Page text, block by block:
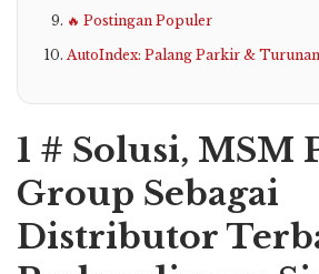
🔥 Postingan Populer
AutoIndex: Palang Parkir &
1 # Solusi, MSM
Group Sebagai
Distributor